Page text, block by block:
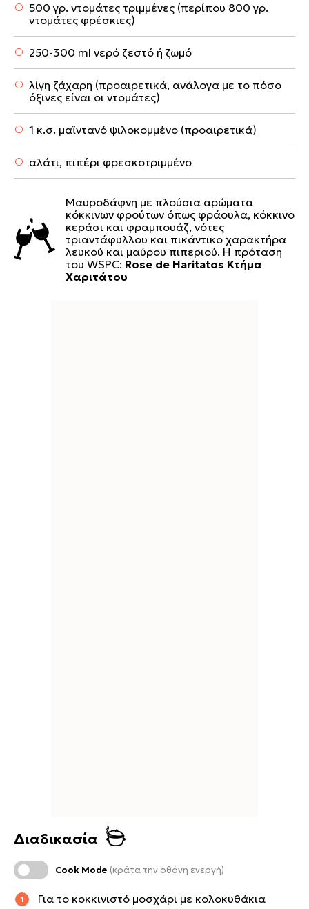
500 γρ. ντομάτες τριμμένες (περίπου 800 γρ.
ντομάτες φρέσκιες)
250-300 ml νερό ζεστό ή ζωμό
λίγη ζάχαρη (προαιρετικά, ανάλογα με το πόσο
όξινες είναι οι ντομάτες)
1 κ.σ. μαϊντανό ψιλοκομμένο (προαιρετικά)
αλάτι, πιπέρι φρεσκοτριμμένο
Μαυροδάφνη με πλούσια αρώματα
κόκκινων φρούτων όπως φράουλα, κόκκινο
κεράσι και φραμπουάζ, νότες
τριαντάφυλλου και πικάντικο χαρακτήρα
λευκού και μαύρου πιπεριού. Η πρόταση
του WSPC: Rose de Haritatos Κτήμα
Χαριτάτου
Διαδικασία
Cook Mode (κράτα την οθόνη ενεργή)
Για το κοκκινιστό μοσχάρι με κολοκυθάκια